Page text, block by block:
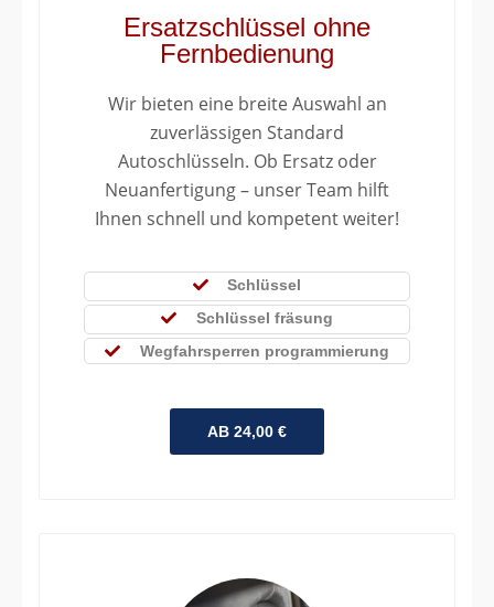
Ersatzschlüssel ohne
Fernbedienung
Wir bieten eine breite Auswahl an
zuverlässigen Standard
Autoschlüsseln. Ob Ersatz oder
Neuanfertigung – unser Team hilft
Ihnen schnell und kompetent weiter!
Schlüssel
Schlüssel fräsung
Wegfahrsperren programmierung
AB 24,00 €